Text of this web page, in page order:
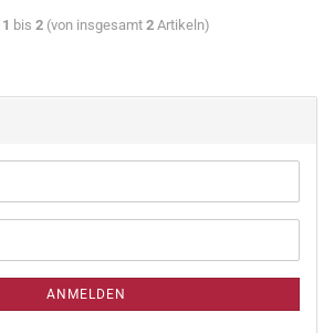
1 bis 2(von insgesamt 2Artikeln)
ANMELDEN